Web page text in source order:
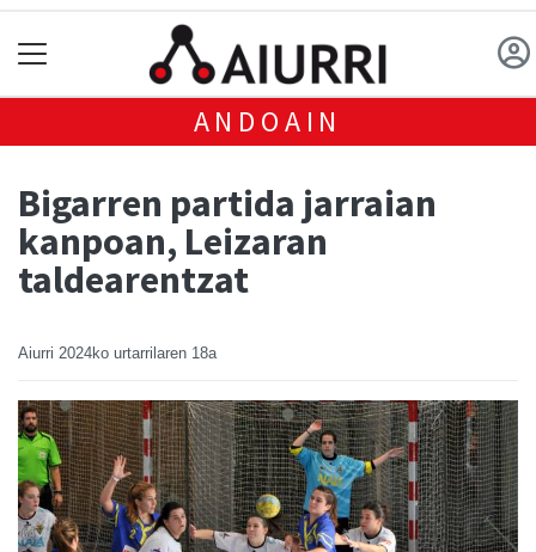
ANDOAIN
Bigarren partida jarraian
kanpoan, Leizaran
taldearentzat
Aiurri 2024ko urtarrilaren 18a